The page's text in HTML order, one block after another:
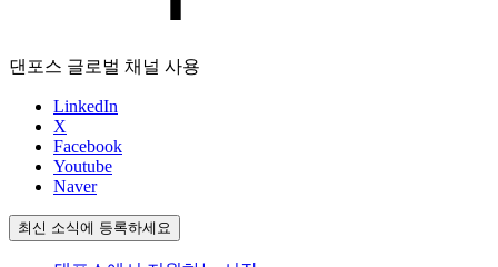
댄포스 글로벌 채널 사용
LinkedIn
X
Facebook
Youtube
Naver
최신 소식에 등록하세요